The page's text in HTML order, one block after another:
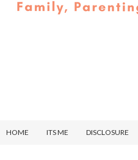
HOME ITS ME DISCLOSURE